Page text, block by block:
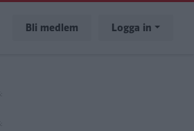
Bli medlem Logga in